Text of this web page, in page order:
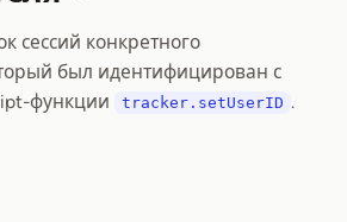
сессий конкретного
был идентифицирован с
функции
tracker.setUserID .